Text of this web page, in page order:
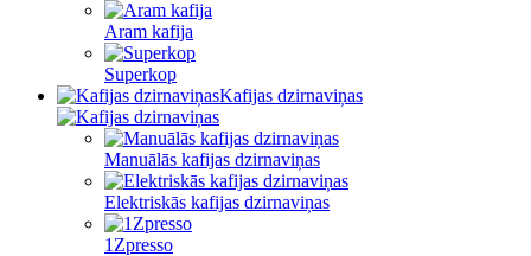
Aram kafija
Superkop
Kafijas dzirnaviņas
Manuālās kafijas dzirnaviņas
Elektriskās kafijas dzirnaviņas
1Zpresso